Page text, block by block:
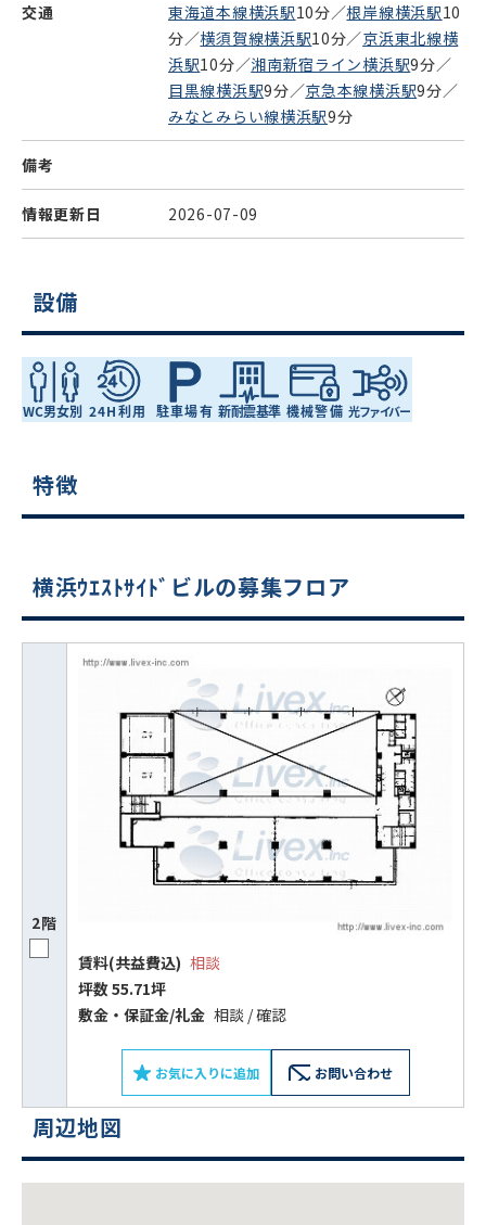
交通 東海道本線横浜駅10分／根岸線横浜駅10
分／横須賀線横浜駅10分／京浜東北線横
浜駅10分／湘南新宿ライン横浜駅9分／
目黒線横浜駅9分／京急本線横浜駅9分／
みなとみらい線横浜駅9分
備考
情報更新日 2026-07-09
設備
特徴
横浜ｳｴｽﾄｻｲﾄﾞビルの募集フロア
2階
賃料(共益費込) 相談
坪数 55.71坪
敷⾦‧保証⾦/礼⾦ 相談 / 確認
お気に入りに追加 お問い合わせ
周辺地図